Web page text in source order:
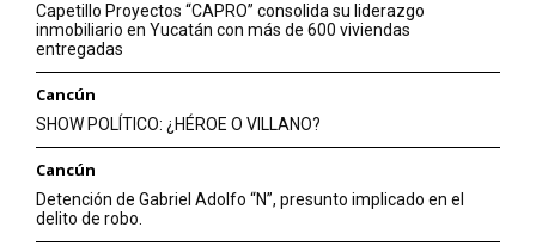
Capetillo Proyectos “CAPRO” consolida su liderazgo
inmobiliario en Yucatán con más de 600 viviendas
entregadas
Cancún
SHOW POLÍTICO: ¿HÉROE O VILLANO?
Cancún
Detención de Gabriel Adolfo “N”, presunto implicado en el
delito de robo.